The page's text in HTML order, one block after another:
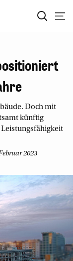
Doch mit
künftig
2023